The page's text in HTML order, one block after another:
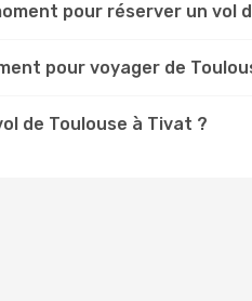
pour réserver un vol
pour voyager de
de Toulouse à Tivat ?